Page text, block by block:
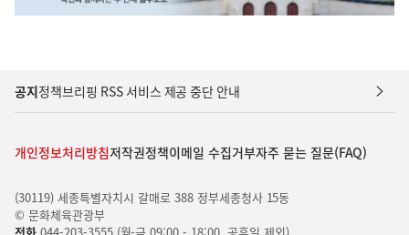
공지정책브리핑 RSS 서비스 제공 중단 안내
개인정보처리방침저작권정책이메일 수집거부자주 묻는 질문(FAQ)
(30119) 세종특별자치시 갈매로 388 정부세종청사 15동
© 문화체육관광부